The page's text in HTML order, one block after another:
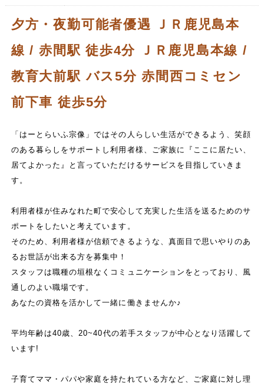
夕方・夜勤可能者優遇 ＪＲ鹿児島本
線 / 赤間駅 徒歩4分 ＪＲ鹿児島本線 /
教育大前駅 バス5分 赤間西コミセン
前下車 徒歩5分
「はーとらいふ宗像」ではその人らしい生活ができるよう、笑顔
のある暮らしをサポートし利用者様、ご家族に『ここに居たい、
居てよかった』と言っていただけるサービスを目指していきま
す。
利用者様が住みなれた町で安心して充実した生活を送るためのサ
ポートをしたいと考えています。
そのため、利用者様が信頼できるような、真面目で思いやりのあ
るお世話が出来る方を募集中！
スタッフは職種の垣根なくコミュニケーションをとっており、風
通しのよい職場です。
あなたの資格を活かして一緒に働きませんか♪
平均年齢は40歳、20~40代の若手スタッフが中心となり活躍して
います!
子育てママ・パパや家庭を持たれている方など、ご家庭に対し理